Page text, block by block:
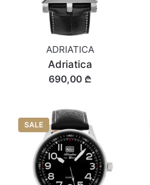
ADRIATICA
Adriatica
690,00 ₾
SALE